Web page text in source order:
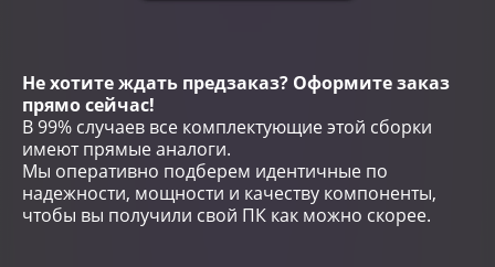
Не хотите ждать предзаказ? Оформите заказ
прямо сейчас!
В 99% случаев все комплектующие этой сборки
имеют прямые аналоги.
Мы оперативно подберем идентичные по
надежности, мощности и качеству компоненты,
чтобы вы получили свой ПК как можно скорее.